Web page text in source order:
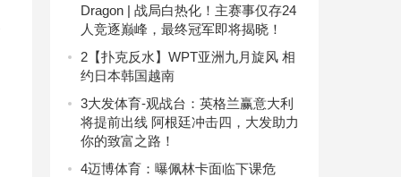
Dragon | 战局白热化！主赛事仅存24
人竞逐巅峰，最终冠军即将揭晓！
2 【扑克反水】WPT亚洲九月旋风 相
约日本韩国越南
3大发体育-观战台：英格兰赢意大利
将提前出线 阿根廷冲击四，大发助力
你的致富之路！
4迈博体育：曝佩林卡面临下课危